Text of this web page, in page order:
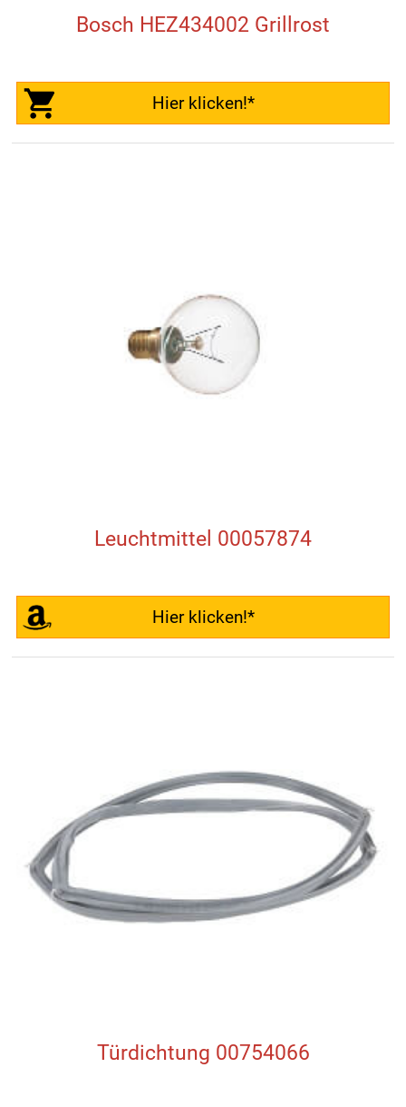
Bosch HEZ434002 Grillrost
Hier klicken!*
Leuchtmittel 00057874
Hier klicken!*
Türdichtung 00754066